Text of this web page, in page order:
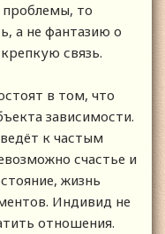
проблемы, то
а не фантазию о
связь.
в том, что
зависимости.
к частым
счастье и
жизнь
Индивид не
отношения.